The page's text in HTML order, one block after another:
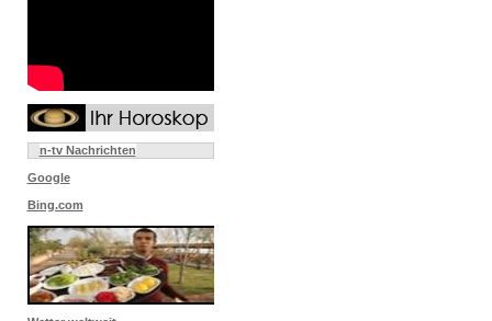
n-tv Nachrichten
Google
Bing.com